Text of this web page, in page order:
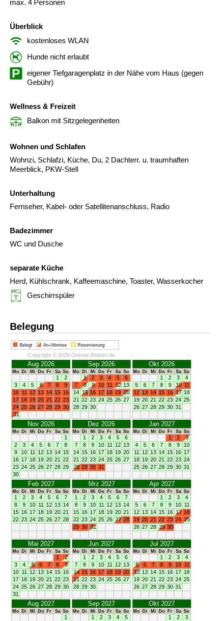
max. 4 Personen
Überblick
kostenloses WLAN
Hunde nicht erlaubt
eigener Tiefgaragenplatz in der Nähe vom Haus (gegen
Gebühr)
Wellness & Freizeit
Balkon mit Sitzgelegenheiten
Wohnen und Schlafen
Wohnzi, Schlafzi, Küche, Du, 2 Dachterr. u. traumhaften
Meerblick, PKW-Stell
Unterhaltung
Fernseher, Kabel- oder Satellitenanschluss, Radio
Badezimmer
WC und Dusche
separate Küche
Herd, Kühlschrank, Kaffeemaschine, Toaster, Wasserkocher
Geschirrspüler
Belegung
Belegt An-/Abreise Reservierung
Copyright © 2026 Ostsee-Reisen.de
Aug 2026
Mo Di Mi Do Fr Sa So
1
2
3
4 5 6 7 8
9
10 11 12 13 14 15 16
17 18 19 20 21 22 23
24 25 26 27 28 29 30
31
Sep 2026
Mo Di Mi Do Fr Sa So
1 2 3 4 5
6
7
8 9 10 11 12 13
14 15 16 17 18 19 20
21 22 23 24 25 26 27
28 29 30
Okt 2026
Mo Di Mi Do Fr Sa So
1 2 3
4
5
6 7 8 9 10 11
12 13 14 15 16 17 18
19 20 21 22 23 24 25
26 27 28 29 30 31
Nov 2026
Mo Di Mi Do Fr Sa So
1
2
3 4 5 6 7
8
9
10 11 12 13 14 15
16 17 18 19 20 21 22
23 24 25 26 27 28 29
30
Dez 2026
Mo Di Mi Do Fr Sa So
1 2 3 4 5
6
7
8 9 10 11 12 13
14 15 16 17 18 19 20
21 22 23 24 25 26 27
28 29 30 31
Jan 2027
Mo Di Mi Do Fr Sa So
1 2
3
4
5 6 7 8 9
10
11
12 13 14 15 16 17
18 19 20 21 22 23 24
25 26 27 28 29 30 31
Feb 2027
Mo Di Mi Do Fr Sa So
1 2 3 4 5 6
7
8
9 10 11 12 13 14
15 16 17 18 19 20 21
22 23 24 25 26 27 28
Mrz 2027
Mo Di Mi Do Fr Sa So
1 2 3 4 5 6
7
8
9 10 11 12 13 14
15 16 17 18 19 20 21
22 23 24 25 26 27 28
29 30 31
Apr 2027
Mo Di Mi Do Fr Sa So
1 2 3
4
5
6 7 8 9 10 11
12 13 14 15 16 17 18
19 20 21 22 23 24 25
26 27 28 29 30
Mai 2027
Mo Di Mi Do Fr Sa So
1
2
3
4 5 6 7 8
9
10 11 12 13 14 15 16
17 18 19 20 21 22 23
24 25 26 27 28 29 30
31
Jun 2027
Mo Di Mi Do Fr Sa So
1 2 3 4 5
6
7
8 9 10 11 12 13
14 15 16 17 18 19 20
21 22 23 24 25 26 27
28 29 30
Jul 2027
Mo Di Mi Do Fr Sa So
1 2 3
4
5
6 7 8 9 10 11
12 13 14 15 16 17 18
19 20 21 22 23 24 25
26 27 28 29 30 31
Aug 2027
Mo Di Mi Do Fr Sa So
1
Sep 2027
Mo Di Mi Do Fr Sa So
1 2 3 4
5
Okt 2027
Mo Di Mi Do Fr Sa So
1 2
3